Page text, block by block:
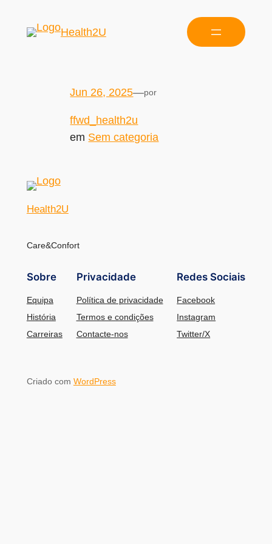
Health2U
Jun 26, 2025—por
ffwd_health2u
em Sem categoria
Health2U
Care&Confort
Sobre
Equipa
História
Carreiras
Privacidade
Política de privacidade
Termos e condições
Contacte-nos
Redes Sociais
Facebook
Instagram
Twitter/X
Criado com WordPress